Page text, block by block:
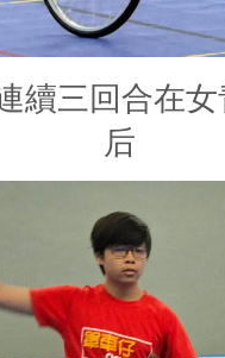
續三回合在
后